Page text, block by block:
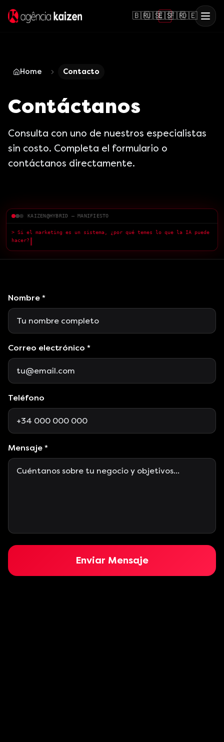
🇧🇷🇺🇸🇪🇸🇫🇷🇩🇪
Home Contacto
Contáctanos
Consulta con uno de nuestros especialistas
sin costo. Completa el formulario o
contáctanos directamente.
KAIZEN@HYBRID — MANIFIESTO
> Si el marketing es un sistema, ¿por qué temes lo que la IA puede
hacer?
Nombre *
Correo electrónico *
Teléfono
Mensaje *
Enviar Mensaje